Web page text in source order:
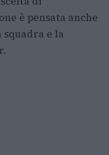
è pensata anche
e la